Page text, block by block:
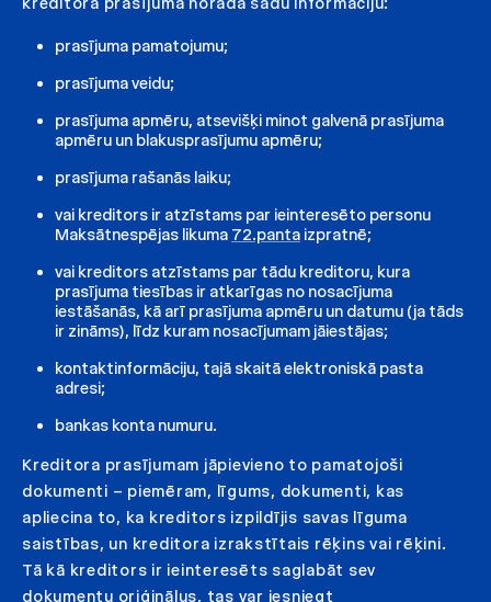
prasījuma pamatojumu;
prasījuma veidu;
prasījuma apmēru, atsevišķi minot galvenā prasījuma
apmēru un blakusprasījumu apmēru;
prasījuma rašanās laiku;
vai kreditors ir atzīstams par ieinteresēto personu
Maksātnespējas likuma 72.panta izpratnē;
vai kreditors atzīstams par tādu kreditoru, kura
prasījuma tiesības ir atkarīgas no nosacījuma
iestāšanās, kā arī prasījuma apmēru un datumu (ja tāds
ir zināms), līdz kuram nosacījumam jāiestājas;
kontaktinformāciju, tajā skaitā elektroniskā pasta
adresi;
bankas konta numuru.
Kreditora prasījumam jāpievieno to pamatojoši
dokumenti – piemēram, līgums, dokumenti, kas
apliecina to, ka kreditors izpildījis savas līguma
saistības, un kreditora izrakstītais rēķins vai rēķini.
Tā kā kreditors ir ieinteresēts saglabāt sev
dokumentu oriģinālus, tas var iesniegt